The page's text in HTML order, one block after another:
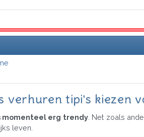
verhuren tipi's kiezen
momenteel erg trendy. Net zoals
leven.